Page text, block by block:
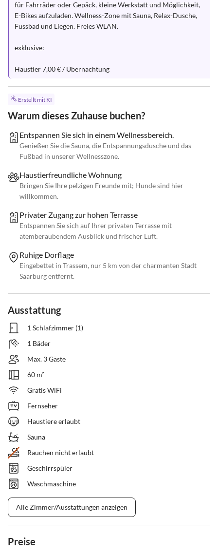
für Fahrräder oder Gepäck, kleine Werkstatt und Möglichkeit,
E-Bikes aufzuladen. Wellness-Zone mit Sauna, Relax-Dusche,
Fussbad und Liegen. Freies WLAN.
exklusive:
Haustier 7,00 € / Übernachtung
Erstellt mit KI
Warum dieses Zuhause buchen?
Entspannen Sie sich in einem Wellnessbereich.
Genießen Sie die Sauna, die Entspannungsdusche und das
Fußbad in unserer Wellnesszone.
Haustierfreundliche Wohnung
Bringen Sie Ihre pelzigen Freunde mit; Hunde sind hier
willkommen.
Privater Zugang zur hohen Terrasse
Entspannen Sie sich auf Ihrer privaten Terrasse mit
atemberaubendem Ausblick und frischer Luft.
Ruhige Dorflage
Eingebettet in Trassem, nur 5 km von der charmanten Stadt
Saarburg entfernt.
Ausstattung
1 Schlafzimmer (1)
1 Bäder
Max. 3 Gäste
60 m²
Gratis WiFi
Fernseher
Haustiere erlaubt
Sauna
Rauchen nicht erlaubt
Geschirrspüler
Waschmaschine
Alle Zimmer/Ausstattungen anzeigen
Preise